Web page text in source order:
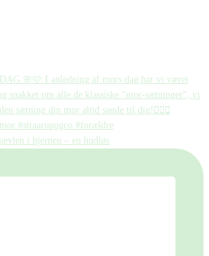
i hjernen – en hudløs